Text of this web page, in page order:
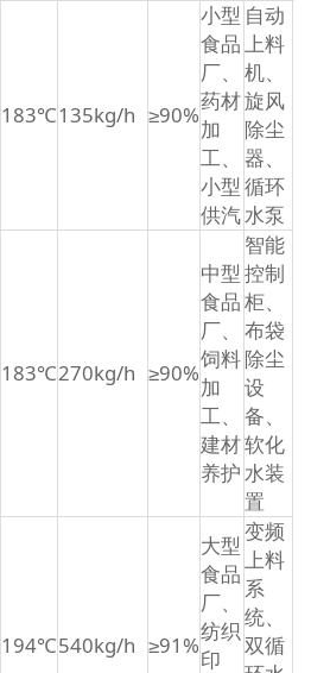
183℃135kg/h ≥90%
小型
食品
厂、
药材
加
工、
小型
供汽
自动
上料
机、
旋风
除尘
器、
循环
水泵
183℃270kg/h ≥90%
中型
食品
厂、
饲料
加
工、
建材
养护
智能
控制
柜、
布袋
除尘
设
备、
软化
水装
置
194℃540kg/h ≥91%
大型
食品
厂、
纺织
印
变频
上料
系
统、
双循